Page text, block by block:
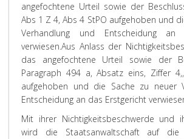
angefochtene Urteil sowie der
Abs 1 Z 4, Abs 4 StPO aufgehoben und
Verhandlung und Entscheidung an
verwiesen.Aus Anlass der
das angefochtene Urteil sowie der
Paragraph 494 a, Absatz eins, Ziffer
aufgehoben und die Sache zu neuer
Entscheidung an das Erstgericht
Mit ihrer Nichtigkeitsbeschwerde und
wird die Staatsanwaltschaft auf die